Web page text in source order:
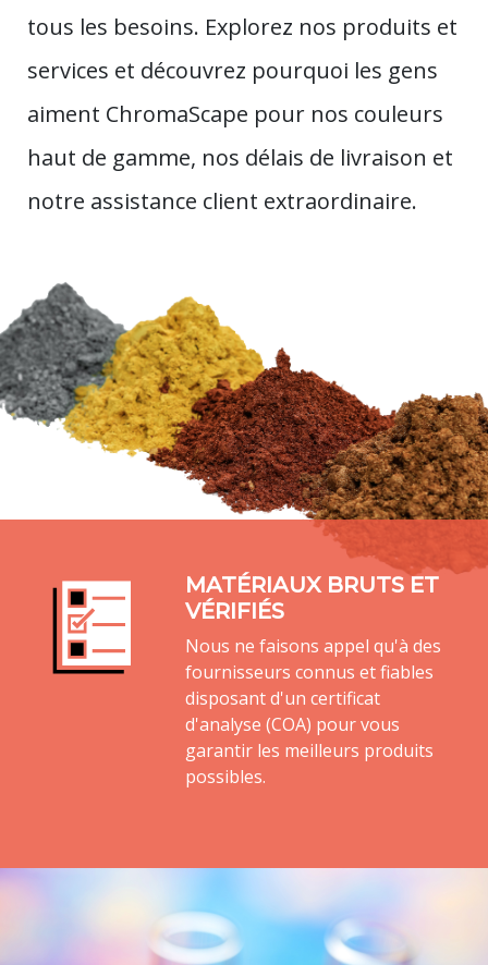
tous les besoins. Explorez nos produits et
services et découvrez pourquoi les gens
aiment ChromaScape pour nos couleurs
haut de gamme, nos délais de livraison et
notre assistance client extraordinaire.
MATÉRIAUX BRUTS ET
VÉRIFIÉS
Nous ne faisons appel qu'à des
fournisseurs connus et fiables
disposant d'un certificat
d'analyse (COA) pour vous
garantir les meilleurs produits
possibles.